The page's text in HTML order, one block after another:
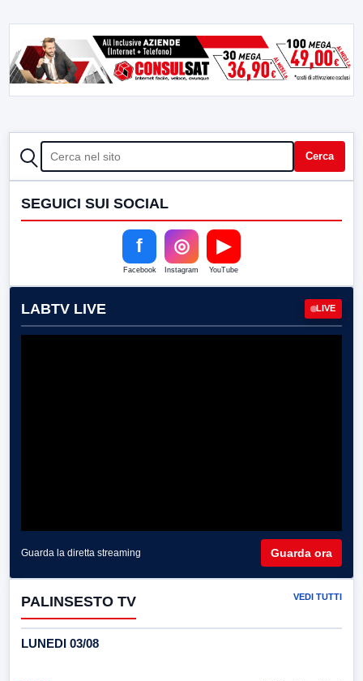
CERCA Cerca
SEGUICI SUI SOCIAL
f
Facebook
◎
Instagram
▶
YouTube
LABTV LIVE LIVE
Guarda la diretta streaming Guarda ora
PALINSESTO TV VEDI TUTTI
LUNEDI 03/08